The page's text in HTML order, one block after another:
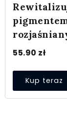
55.90 zł
Kup teraz